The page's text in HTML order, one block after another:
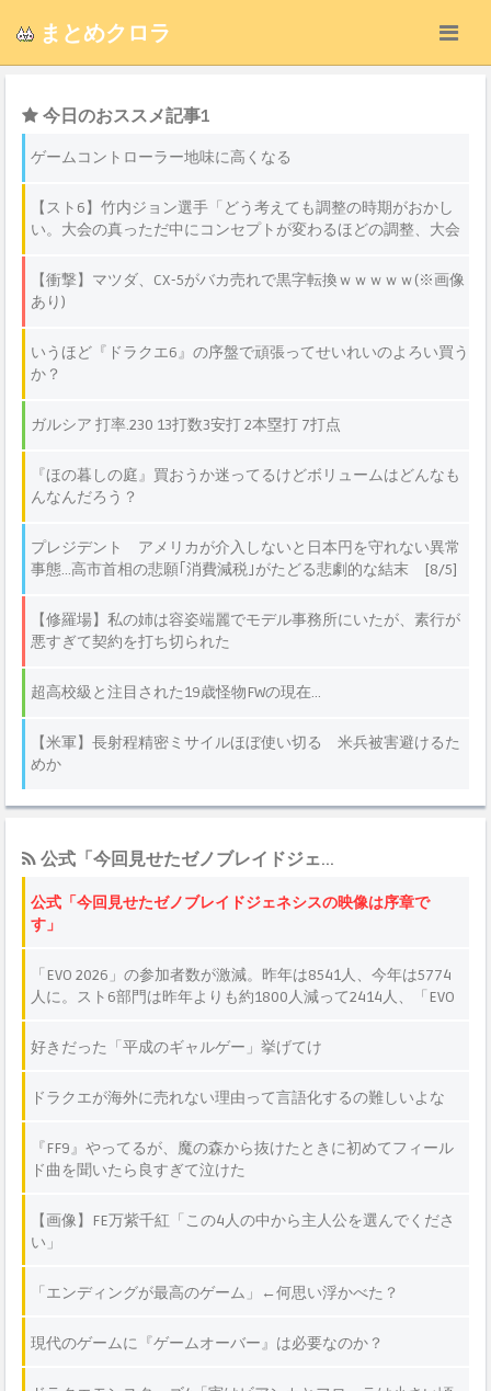
まとめクロラ
公式「今回見せたゼノブレイドジェ...
公式「今回見せたゼノブレイドジェネシスの映像は序章で
す」
「EVO 2026」の参加者数が激減。昨年は8541人、今年は5774
人に。スト6部門は昨年よりも約1800人減って2414人、「EVO
好きだった「平成のギャルゲー」挙げてけ
ドラクエが海外に売れない理由って言語化するの難しいよな
『FF9』やってるが、魔の森から抜けたときに初めてフィール
ド曲を聞いたら良すぎて泣けた
【画像】FE万紫千紅「この4人の中から主人公を選んでくださ
い」
「エンディングが最高のゲーム」←何思い浮かべた？
現代のゲームに『ゲームオーバー』は必要なのか？